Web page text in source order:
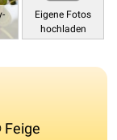
Eigene Fotos
hochladen